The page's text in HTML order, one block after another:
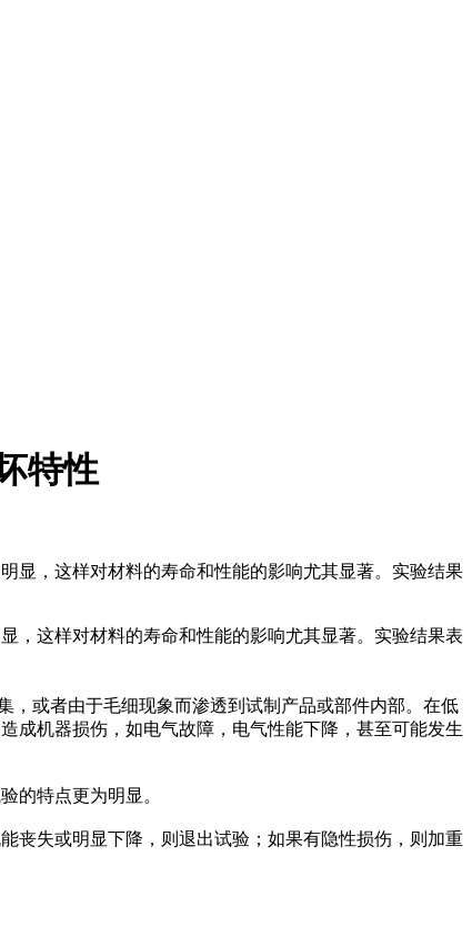
特性
显，这样对材料的寿命和性能的影响尤其显著。实验结果
，这样对材料的寿命和性能的影响尤其显著。实验结果表
或者由于毛细现象而渗透到试制产品或部件内部。在低
成机器损伤，如电气故障，电气性能下降，甚至可能发生
的特点更为明显。
失或明显下降，则退出试验；如果有隐性损伤，则加重